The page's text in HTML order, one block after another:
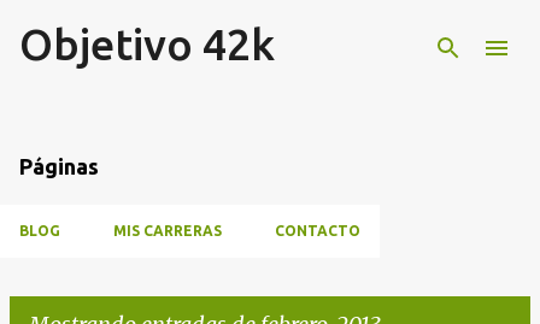
Ir al contenido principal
Objetivo 42k
Páginas
BLOG MIS CARRERAS CONTACTO